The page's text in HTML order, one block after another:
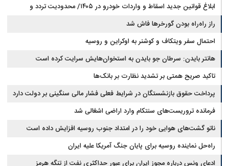
ابلاغ قوانین جدید اسقاط و واردات خودرو در ۱۴۰۵/ محدودیت تردد و
سوخت‌رسانی به فرسوده‌ها
راز راه‌راه بودن گورخرها فاش شد
احتمال سفر ویتکاف و کوشنر به اوکراین و روسیه
هانتر بایدن: سرطان جو بایدن به استخوان‌هایش سرایت کرده است
تاکید صریح همتی بر تشدید نظارت بر بانک‌ها
پرداخت حقوق بازنشستگان در شرایط فعلی فشار مالی سنگینی بر دولت دارد
فرمانده تروریست‌های سنتکام وارد اراضی اشغالی شد
ناتو گشت‌های هوایی خود را در امتداد جنوب روسیه افزایش داده است
راه‌حل نماینده روسیه برای پایان جنگ آمریکا علیه ایران
ادعای ونس درباره مجوز ایران برای عبور حداکثری نفت از تنگه هرمز